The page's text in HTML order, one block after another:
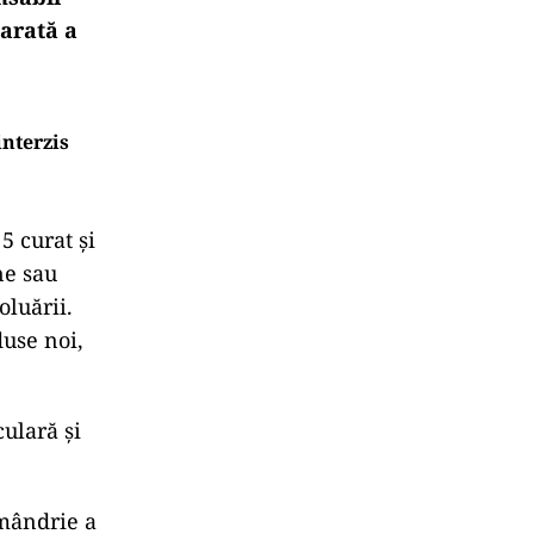
a
curat și
sau
noi,
şi
ândrie a